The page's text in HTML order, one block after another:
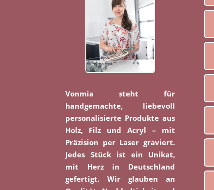
Vonmia steht für
handgemachte, liebevoll
personalisierte Produkte aus
Holz, Filz und Acryl – mit
Präzision per Laser graviert.
Jedes Stück ist ein Unikat,
mit Herz in Deutschland
gefertigt. Wir glauben an